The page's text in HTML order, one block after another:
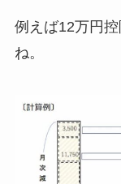
例えば12万円
ね。